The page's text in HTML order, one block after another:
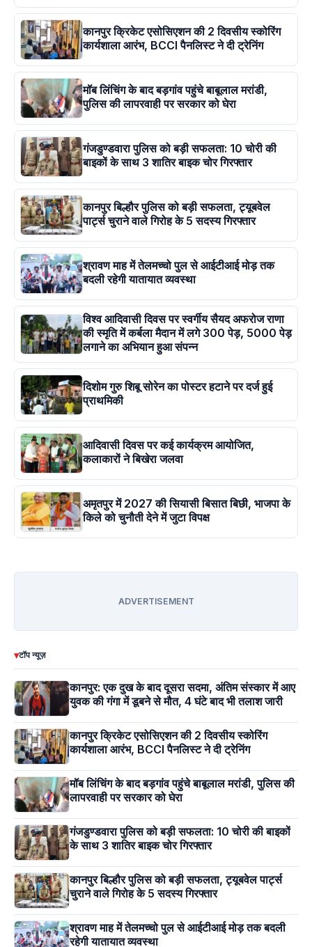
कानपुर क्रिकेट एसोसिएशन की 2 दिवसीय स्कोरिंग
कार्यशाला आरंभ, BCCI पैनलिस्ट ने दी ट्रेनिंग
मॉब लिंचिंग के बाद बड़गांव पहुंचे बाबूलाल मरांडी,
पुलिस की लापरवाही पर सरकार को घेरा
गंजडुण्डवारा पुलिस को बड़ी सफलता: 10 चोरी की
बाइकों के साथ 3 शातिर बाइक चोर गिरफ्तार
कानपुर बिल्हौर पुलिस को बड़ी सफलता, ट्यूबवेल
पार्ट्स चुराने वाले गिरोह के 5 सदस्य गिरफ्तार
श्रावण माह में तेलमच्चो पुल से आईटीआई मोड़ तक
बदली रहेगी यातायात व्यवस्था
विश्व आदिवासी दिवस पर स्वर्गीय सैयद अफरोज राणा
की स्मृति में कर्बला मैदान में लगे 300 पेड़, 5000 पेड़
लगाने का अभियान हुआ संपन्न
दिशोम गुरु शिबू सोरेन का पोस्टर हटाने पर दर्ज हुई
प्राथमिकी
आदिवासी दिवस पर कई कार्यक्रम आयोजित,
कलाकारों ने बिखेरा जलवा
अमृतपुर में 2027 की सियासी बिसात बिछी, भाजपा के
किले को चुनौती देने में जुटा विपक्ष
ADVERTISEMENT
▾टॉप न्यूज़
कानपुर: एक दुख के बाद दूसरा सदमा, अंतिम संस्कार में आए
युवक की गंगा में डूबने से मौत, 4 घंटे बाद भी तलाश जारी
कानपुर क्रिकेट एसोसिएशन की 2 दिवसीय स्कोरिंग
कार्यशाला आरंभ, BCCI पैनलिस्ट ने दी ट्रेनिंग
मॉब लिंचिंग के बाद बड़गांव पहुंचे बाबूलाल मरांडी, पुलिस की
लापरवाही पर सरकार को घेरा
गंजडुण्डवारा पुलिस को बड़ी सफलता: 10 चोरी की बाइकों
के साथ 3 शातिर बाइक चोर गिरफ्तार
कानपुर बिल्हौर पुलिस को बड़ी सफलता, ट्यूबवेल पार्ट्स
चुराने वाले गिरोह के 5 सदस्य गिरफ्तार
श्रावण माह में तेलमच्चो पुल से आईटीआई मोड़ तक बदली
रहेगी यातायात व्यवस्था